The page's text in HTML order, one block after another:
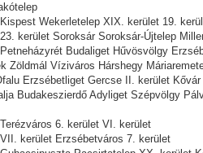
Wekerletelep XIX. kerület 19.
kerület Soroksár Soroksár-Újtelep
Budaliget Hűvösvölgy
Zöldmál Víziváros Hárshegy
Erzsébetliget Gercse II. kerület
Budakeszierdő Adyliget Szépvölgy
6. kerület VI. kerület
kerület Erzsébetváros 7. kerület